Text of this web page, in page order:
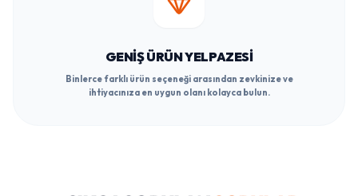
GENIŞ ÜRÜN YELPAZESI
Binlerce farklı ürün seçeneği arasından zevkinize ve
ihtiyacınıza en uygun olanı kolayca bulun.